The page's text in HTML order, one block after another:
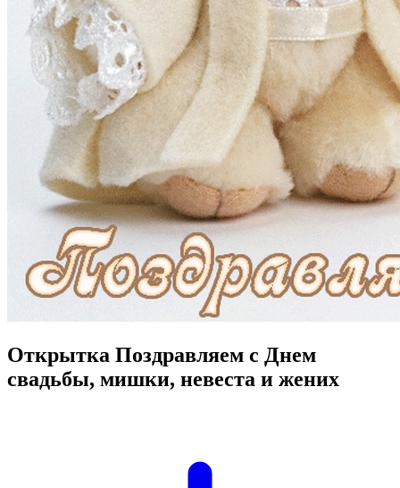
Открытка Поздравляем с Днем
свадьбы, мишки, невеста и жених